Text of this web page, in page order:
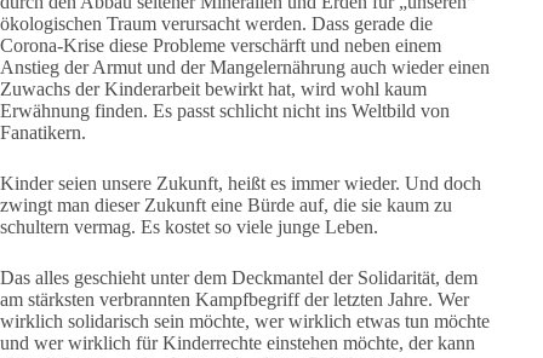
ökologischen Traum verursacht werden. Dass gerade die
Corona-Krise diese Probleme verschärft und neben einem
Anstieg der Armut und der Mangelernährung auch wieder einen
Zuwachs der Kinderarbeit bewirkt hat, wird wohl kaum
Erwähnung finden. Es passt schlicht nicht ins Weltbild von
Fanatikern.
Kinder seien unsere Zukunft, heißt es immer wieder. Und doch
zwingt man dieser Zukunft eine Bürde auf, die sie kaum zu
schultern vermag. Es kostet so viele junge Leben.
Das alles geschieht unter dem Deckmantel der Solidarität, dem
am stärksten verbrannten Kampfbegriff der letzten Jahre. Wer
wirklich solidarisch sein möchte, wer wirklich etwas tun möchte
und wer wirklich für Kinderrechte einstehen möchte, der kann